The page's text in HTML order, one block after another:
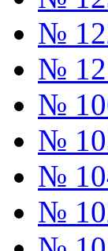
№
№
№
№
№
№